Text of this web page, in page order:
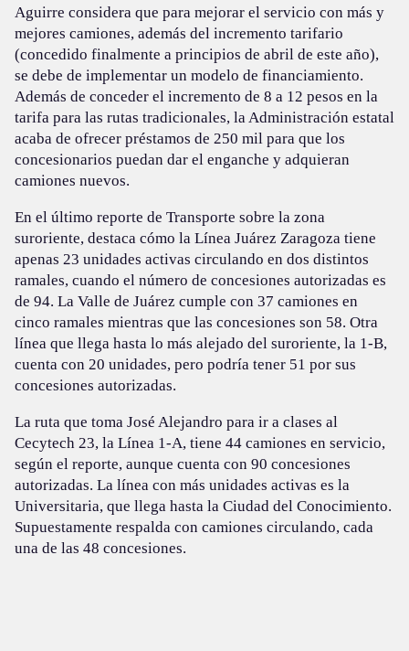
Aguirre considera que para mejorar el servicio con más y
mejores camiones, además del incremento tarifario
(concedido finalmente a principios de abril de este año),
se debe de implementar un modelo de financiamiento.
Además de conceder el incremento de 8 a 12 pesos en la
tarifa para las rutas tradicionales, la Administración estatal
acaba de ofrecer préstamos de 250 mil para que los
concesionarios puedan dar el enganche y adquieran
camiones nuevos.
En el último reporte de Transporte sobre la zona
suroriente, destaca cómo la Línea Juárez Zaragoza tiene
apenas 23 unidades activas circulando en dos distintos
ramales, cuando el número de concesiones autorizadas es
de 94. La Valle de Juárez cumple con 37 camiones en
cinco ramales mientras que las concesiones son 58. Otra
línea que llega hasta lo más alejado del suroriente, la 1-B,
cuenta con 20 unidades, pero podría tener 51 por sus
concesiones autorizadas.
La ruta que toma José Alejandro para ir a clases al
Cecytech 23, la Línea 1-A, tiene 44 camiones en servicio,
según el reporte, aunque cuenta con 90 concesiones
autorizadas. La línea con más unidades activas es la
Universitaria, que llega hasta la Ciudad del Conocimiento.
Supuestamente respalda con camiones circulando, cada
una de las 48 concesiones.